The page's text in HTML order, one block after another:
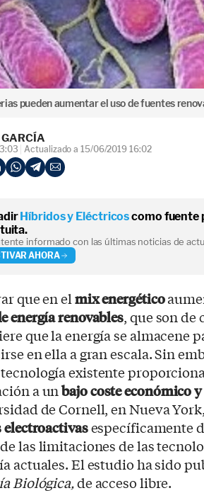
pueden aumentar el uso de fuentes
Actualizado a 15/06/2019 16:02
Híbridos y Eléctricoscomo fuente
informado con las últimas noticias de
AHORA
que en elmix energético
energía renovables, que son
que la energía se almacene
en ella a gran escala. Sin
existente
a unbajo coste económico
de Cornell, en Nueva
electroactivasespecíficamente
las limitaciones de las
actuales. El estudio ha sido
Biológica,de acceso libre.